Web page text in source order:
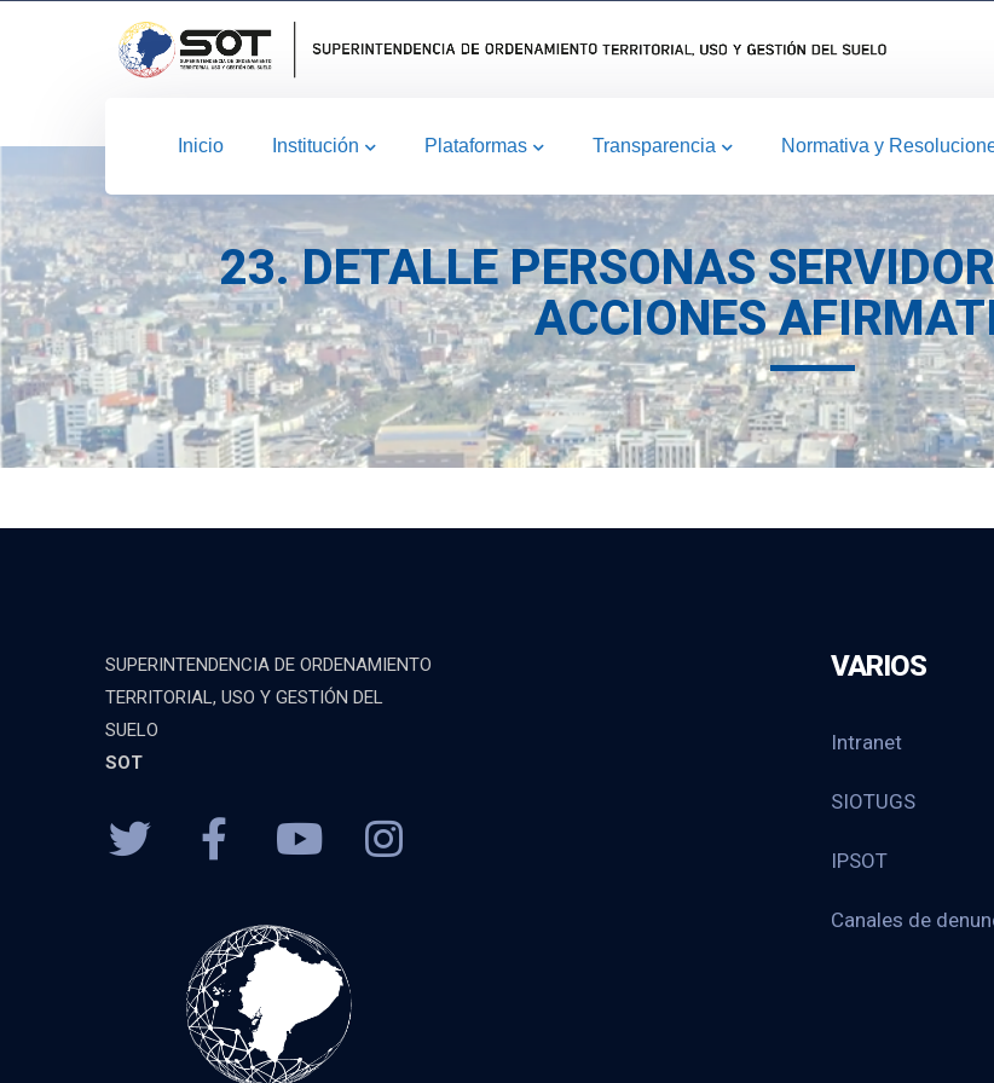
Inicio Institución Plataformas Transparencia Normativa y
23. DETALLE PERSONAS
ACCIONES
SUPERINTENDENCIA DE ORDENAMIENTO
TERRITORIAL, USO Y GESTIÓN DEL
SUELO
SOT
VARIOS
Intranet
SIOTUGS
IPSOT
Canales de